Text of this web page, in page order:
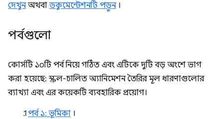
দেখুনঅথবা ডকুমেন্টেশনটি পড়ুন।
পর্বগুলো
কোর্সটি ১০টি পর্ব নিয়ে গঠিত এবং এটিকে দুটি বড় অংশে ভাগ
করা হয়েছে: স্ক্রল-চালিত অ্যানিমেশন তৈরির মূল ধারণাগুলোর
ব্যাখ্যা এবং এর কয়েকটি ব্যবহারিক প্রয়োগ।
পর্ব ১: ভূমিকা ।